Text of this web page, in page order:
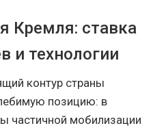
Кремля: ставка
и технологии
контур страны
позицию: в
частичной мобилизации